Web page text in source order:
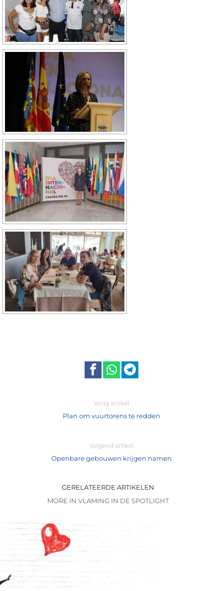
Vorig artikel
Plan om vuurtorens te redden
Volgend artikel
Openbare gebouwen krijgen namen
GERELATEERDE ARTIKELEN
MORE IN VLAMING IN DE SPOTLIGHT